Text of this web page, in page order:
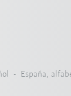
- España,